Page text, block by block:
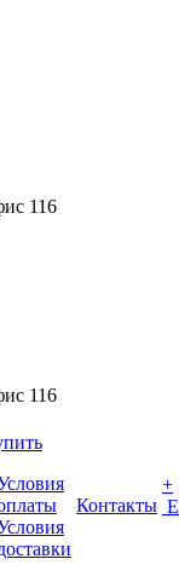
116
116
Контакты
+